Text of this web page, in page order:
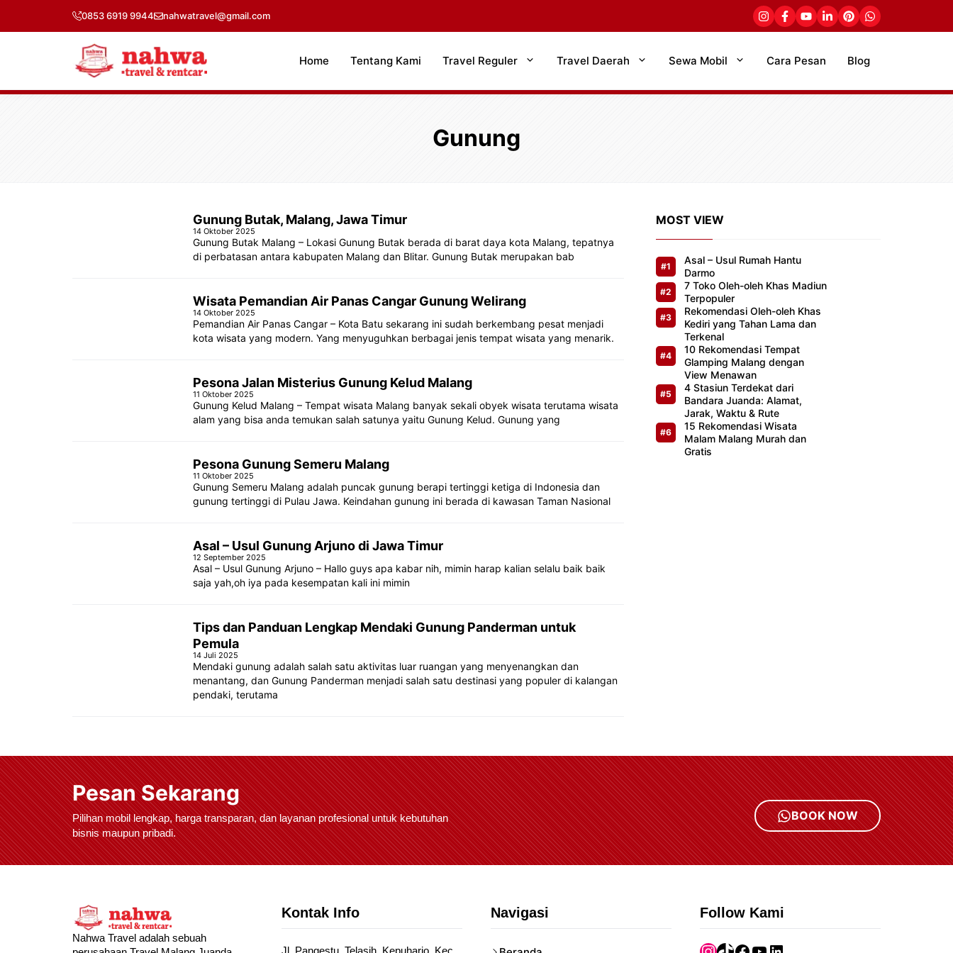
0853 6919 9944 nahwatravel@gmail.com
Home Tentang Kami Travel Reguler Travel Daerah Sewa Mobil Cara Pesan Blog
Gunung
Gunung Butak, Malang, Jawa Timur
14 Oktober 2025
Gunung Butak Malang – Lokasi Gunung Butak berada di barat daya kota Malang, tepatnya
di perbatasan antara kabupaten Malang dan Blitar. Gunung Butak merupakan bab
Wisata Pemandian Air Panas Cangar Gunung Welirang
14 Oktober 2025
Pemandian Air Panas Cangar – Kota Batu sekarang ini sudah berkembang pesat menjadi
kota wisata yang modern. Yang menyuguhkan berbagai jenis tempat wisata yang menarik.
Pesona Jalan Misterius Gunung Kelud Malang
11 Oktober 2025
Gunung Kelud Malang – Tempat wisata Malang banyak sekali obyek wisata terutama wisata
alam yang bisa anda temukan salah satunya yaitu Gunung Kelud. Gunung yang
Pesona Gunung Semeru Malang
11 Oktober 2025
Gunung Semeru Malang adalah puncak gunung berapi tertinggi ketiga di Indonesia dan
gunung tertinggi di Pulau Jawa. Keindahan gunung ini berada di kawasan Taman Nasional
Asal – Usul Gunung Arjuno di Jawa Timur
12 September 2025
Asal – Usul Gunung Arjuno – Hallo guys apa kabar nih, mimin harap kalian selalu baik baik
saja yah,oh iya pada kesempatan kali ini mimin
Tips dan Panduan Lengkap Mendaki Gunung Panderman untuk
Pemula
14 Juli 2025
Mendaki gunung adalah salah satu aktivitas luar ruangan yang menyenangkan dan
menantang, dan Gunung Panderman menjadi salah satu destinasi yang populer di kalangan
pendaki, terutama
MOST VIEW
Asal – Usul Rumah Hantu
Darmo
7 Toko Oleh-oleh Khas Madiun
Terpopuler
Rekomendasi Oleh-oleh Khas
Kediri yang Tahan Lama dan
Terkenal
10 Rekomendasi Tempat
Glamping Malang dengan
View Menawan
4 Stasiun Terdekat dari
Bandara Juanda: Alamat,
Jarak, Waktu & Rute
15 Rekomendasi Wisata
Malam Malang Murah dan
Gratis
Pesan Sekarang
Pilihan mobil lengkap, harga transparan, dan layanan profesional untuk kebutuhan
bisnis maupun pribadi.
BOOK NOW
Nahwa Travel adalah sebuah
Kontak Info
Jl. Pangestu, Telasih, Kepuharjo, Kec.
Navigasi Follow Kami